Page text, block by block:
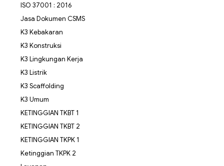
ISO 37001 : 2016
Jasa Dokumen CSMS
K3 Kebakaran
K3 Konstruksi
K3 Lingkungan Kerja
K3 Listrik
K3 Scaffolding
K3 Umum
KETINGGIAN TKBT 1
KETINGGIAN TKBT 2
KETINGGIAN TKPK 1
Ketinggian TKPK 2